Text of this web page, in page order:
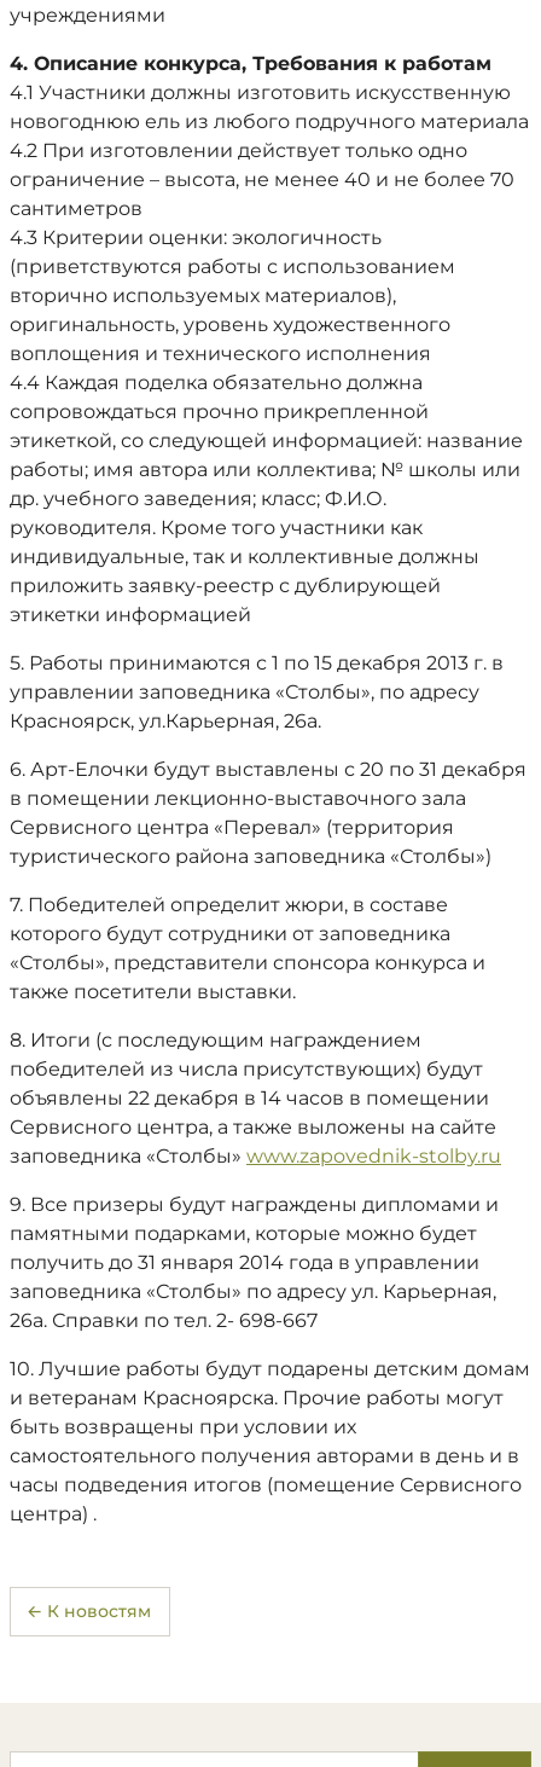
учреждениями
4. Описание конкурса, Требования к работам
4.1 Участники должны изготовить искусственную
новогоднюю ель из любого подручного материала
4.2 При изготовлении действует только одно
ограничение – высота, не менее 40 и не более 70
сантиметров
4.3 Критерии оценки: экологичность
(приветствуются работы с использованием
вторично используемых материалов),
оригинальность, уровень художественного
воплощения и технического исполнения
4.4 Каждая поделка обязательно должна
сопровождаться прочно прикрепленной
этикеткой, со следующей информацией: название
работы; имя автора или коллектива; № школы или
др. учебного заведения; класс; Ф.И.О.
руководителя. Кроме того участники как
индивидуальные, так и коллективные должны
приложить заявку-реестр с дублирующей
этикетки информацией
5. Работы принимаются с 1 по 15 декабря 2013 г. в
управлении заповедника «Столбы», по адресу
Красноярск, ул.Карьерная, 26а.
6. Арт-Елочки будут выставлены с 20 по 31 декабря
в помещении лекционно-выставочного зала
Сервисного центра «Перевал» (территория
туристического района заповедника «Столбы»)
7. Победителей определит жюри, в составе
которого будут сотрудники от заповедника
«Столбы», представители спонсора конкурса и
также посетители выставки.
8. Итоги (с последующим награждением
победителей из числа присутствующих) будут
объявлены 22 декабря в 14 часов в помещении
Сервисного центра, а также выложены на сайте
заповедника «Столбы» www.zapovednik-stolby.ru
9. Все призеры будут награждены дипломами и
памятными подарками, которые можно будет
получить до 31 января 2014 года в управлении
заповедника «Столбы» по адресу ул. Карьерная,
26а. Справки по тел. 2- 698-667
10. Лучшие работы будут подарены детским домам
и ветеранам Красноярска. Прочие работы могут
быть возвращены при условии их
самостоятельного получения авторами в день и в
часы подведения итогов (помещение Сервисного
центра) .
← К новостям